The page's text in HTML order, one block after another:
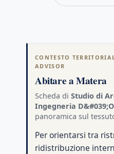
CONTESTO
ADVISOR
Abitare a Matera
Scheda di Studio di
Ingegneria
panoramica sul
Per orientarsi tra
ridistribuzione